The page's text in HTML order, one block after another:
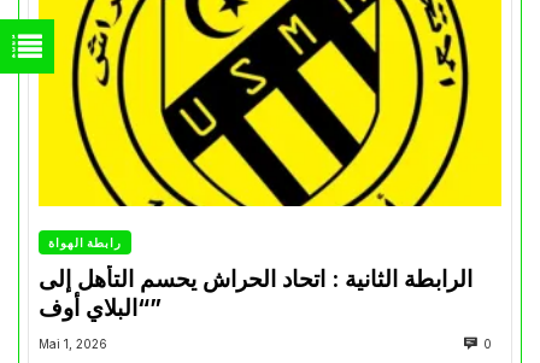
رابطة الهواة
الرابطة الثانية : اتحاد الحراش يحسم التأهل إلى
“البلاي أوف”
Mai 1, 2026 0